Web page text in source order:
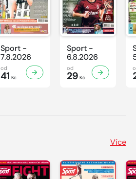
Sport -
7.8.2026
od
41 Kč
Sport -
6.8.2026
od
29 Kč
Více